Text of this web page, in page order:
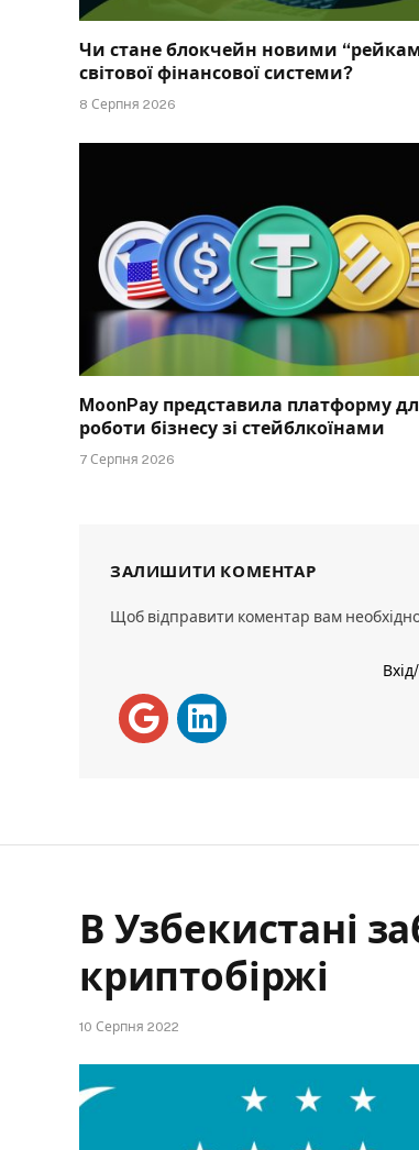
Чи стане блокчейн новими
світової фінансової системи?
8 Серпня 2026
MoonPay представила платформу
роботи бізнесу зі стейблкоїнами
7 Серпня 2026
ЗАЛИШИТИ КОМЕНТАР
Щоб відправити коментар вам
В Узбекистані
криптобіржі
10 Серпня 2022